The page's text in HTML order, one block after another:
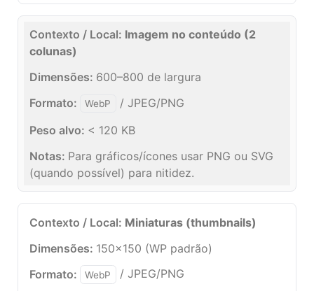
Imagem no conteúdo (2
colunas)
600–800 de largura
WebP
/ JPEG/PNG
< 120 KB
Para gráficos/ícones usar PNG ou SVG
(quando possível) para nitidez.
Miniaturas (thumbnails)
150×150 (WP padrão)
WebP / JPEG/PNG